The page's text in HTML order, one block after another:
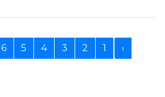
‹
1
2
3
4
5
6